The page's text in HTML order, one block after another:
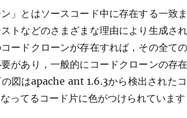
ン」とはソースコード中に存在する一致
トなどのさまざまな理由により生成さ
ードクローンが存在すれば，その全て
があり，一般的にコードクローンの存
図はapache ant 1.6.3から検出された
ってるコード片に色がつけられています